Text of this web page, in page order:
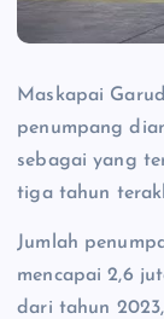
Maskapai
penumpang
sebagai yang
tiga tahun
Jumlah
mencapai 2,6
dari tahun